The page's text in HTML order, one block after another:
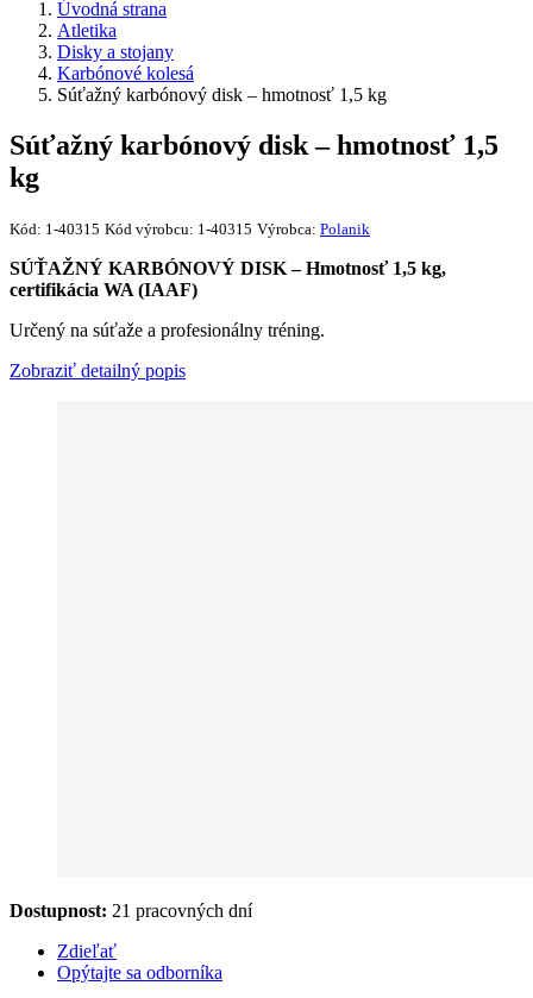
Úvodná strana
Atletika
Disky a stojany
Karbónové kolesá
Súťažný karbónový disk – hmotnosť 1,5 kg
Súťažný karbónový disk – hmotnosť 1,5
kg
Kód: 1-40315 Kód výrobcu: 1-40315 Výrobca: Polanik
SÚŤAŽNÝ KARBÓNOVÝ DISK – Hmotnosť 1,5 kg,
certifikácia WA (IAAF)
Určený na súťaže a profesionálny tréning.
Zobraziť detailný popis
Dostupnost: 21 pracovných dní
Zdieľať
Opýtajte sa odborníka